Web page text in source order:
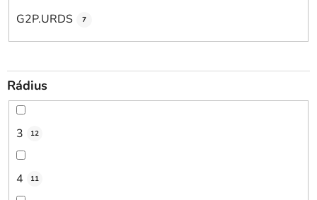
G2P.URDS 7
Rádius
3 12
4 11